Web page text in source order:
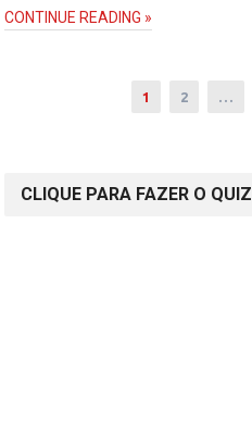
CONTINUE READING »
1 2 …
CLIQUE PARA FAZER O QUIZ